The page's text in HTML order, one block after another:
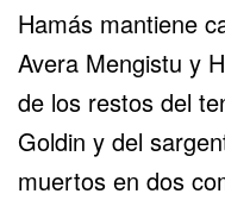
Hamás mantiene
Avera Mengistu y
de los restos del
Goldin y del
muertos en dos